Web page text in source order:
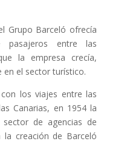
Grupo Barceló ofrecía
pasajeros entre las
la empresa crecía,
en el sector turístico.
los viajes entre las
Canarias, en 1954 la
de agencias de
creación de Barceló